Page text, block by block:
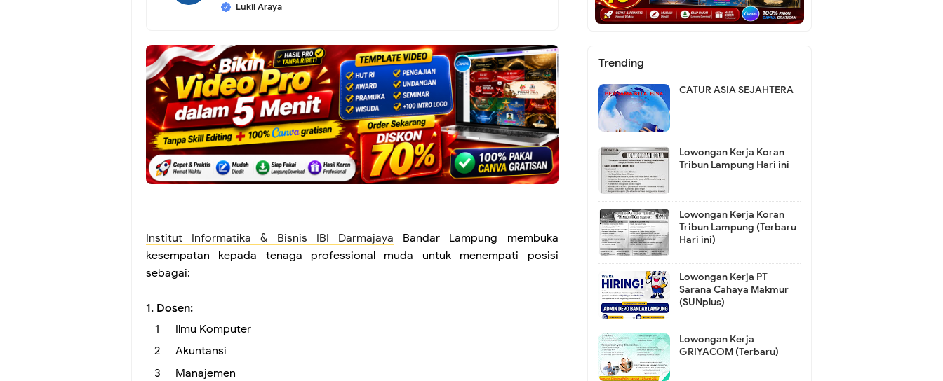
Lukil Araya
Institut Informatika & Bisnis IBI Darmajaya Bandar Lampung membuka
kesempatan kepada tenaga professional muda untuk menempati posisi
sebagai:
1. Dosen:
Ilmu Komputer
Akuntansi
Manajemen
Trending
CATUR ASIA SEJAHTERA
Lowongan Kerja Koran
Tribun Lampung Hari ini
Lowongan Kerja Koran
Tribun Lampung (Terbaru
Hari ini)
Lowongan Kerja PT
Sarana Cahaya Makmur
(SUNplus)
Lowongan Kerja
GRIYACOM (Terbaru)